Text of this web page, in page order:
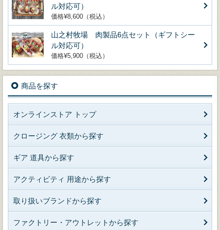
ル対応可）
価格¥8,600（税込）
山之村牧場 肉製品6点セット（ギフトシー
ル対応可）
価格¥5,900（税込）
商品を探す
オンラインストア トップ
クロージング 衣類から探す
ギア 道具から探す
アクティビティ 用途から探す
取り扱いブランドから探す
ファクトリー・アウトレットから探す